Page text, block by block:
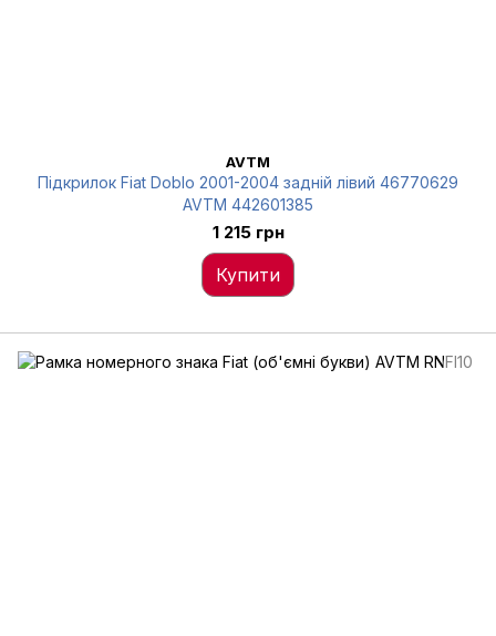
AVTM
Підкрилок Fiat Doblo 2001-2004 задній лівий 46770629
AVTM 442601385
1 215 грн
Купити